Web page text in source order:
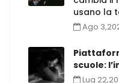
usano la
Ago
scuole:
Lug